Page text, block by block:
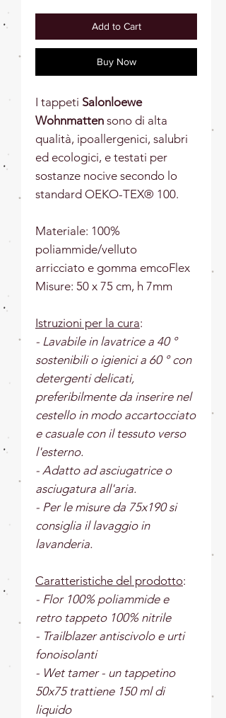
Add to Cart
Buy Now
I tappeti Salonloewe
Wohnmatten sono di alta
qualità, ipoallergenici, salubri
ed ecologici, e testati per
sostanze nocive secondo lo
standard OEKO-TEX® 100.
Materiale: 100%
poliammide/velluto
arricciato e gomma emcoFlex
Misure: 50 x 75 cm, h 7mm
Istruzioni per la cura:
- Lavabile in lavatrice a 40 °
sostenibili o igienici a 60 ° con
detergenti delicati,
preferibilmente da inserire nel
cestello in modo accartocciato
e casuale con il tessuto verso
l'esterno.
- Adatto ad asciugatrice o
asciugatura all'aria.
- Per le misure da 75x190 si
consiglia il lavaggio in
lavanderia.
Caratteristiche del prodotto:
- Flor 100% poliammide e
retro tappeto 100% nitrile
- Trailblazer antiscivolo e urti
fonoisolanti
- Wet tamer - un tappetino
50x75 trattiene 150 ml di
liquido